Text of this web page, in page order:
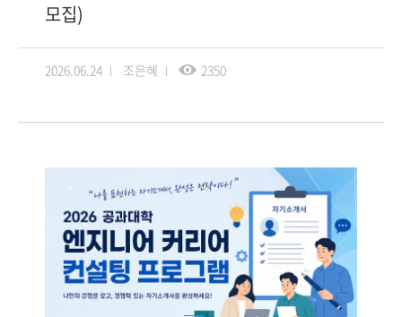
모집)
2026.06.24 조은혜 2350